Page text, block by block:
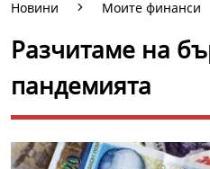
Новини Моите финанси
Разчитаме на
пандемията